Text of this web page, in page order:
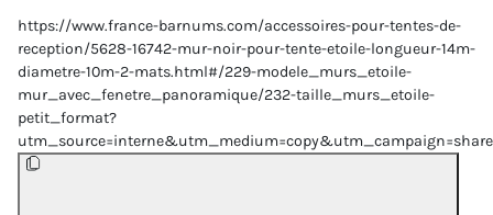
https://www.france-barnums.com/accessoires-pour-tentes-de-
reception/5628-16742-mur-noir-pour-tente-etoile-longueur-14m-
diametre-10m-2-mats.html#/229-modele_murs_etoile-
mur_avec_fenetre_panoramique/232-taille_murs_etoile-
petit_format?